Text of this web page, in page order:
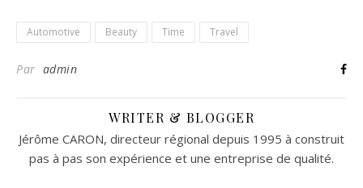
Automotive Beauty Time Travel
Par admin
WRITER & BLOGGER
Jérôme CARON, directeur régional depuis 1995 à construit
pas à pas son expérience et une entreprise de qualité.